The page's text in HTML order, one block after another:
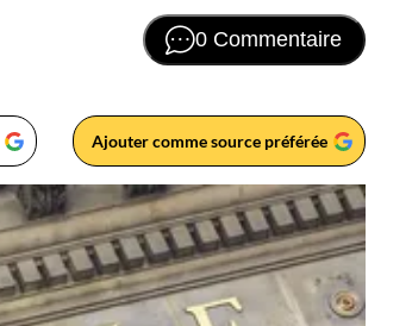
0 Commentaire
Ajouter comme source préférée